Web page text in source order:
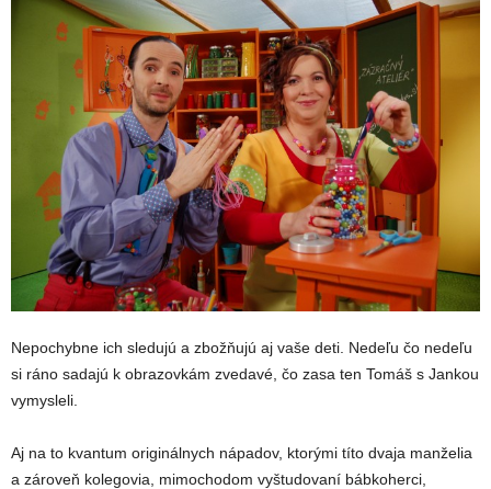
Nepochybne ich sledujú a zbožňujú aj vaše deti. Nedeľu čo nedeľu
si ráno sadajú k obrazovkám zvedavé, čo zasa ten Tomáš s Jankou
vymysleli.
Aj na to kvantum originálnych nápadov, ktorými títo dvaja manželia
a zároveň kolegovia, mimochodom vyštudovaní bábkoherci,